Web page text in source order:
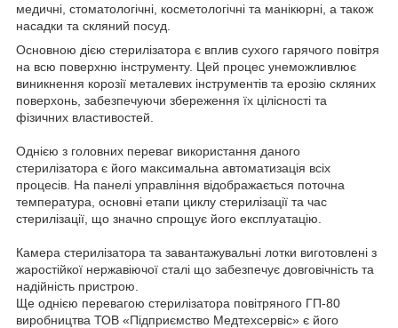
медичні, стоматологічні, косметологічні та манікюрні, а також
насадки та скляний посуд.
Основною дією стерилізатора є вплив сухого гарячого повітря
на всю поверхню інструменту. Цей процес унеможливлює
виникнення корозії металевих інструментів та ерозію скляних
поверхонь, забезпечуючи збереження їх цілісності та
фізичних властивостей.
Однією з головних переваг використання даного
стерилізатора є його максимальна автоматизація всіх
процесів. На панелі управління відображається поточна
температура, основні етапи циклу стерилізації та час
стерилізації, що значно спрощує його експлуатацію.
Камера стерилізатора та завантажувальні лотки виготовлені з
жаростійкої нержавіючої сталі що забезпечує довговічність та
надійність пристрою.
Ще однією перевагою стерилізатора повітряного ГП-80
виробництва ТОВ «Підприємство Медтехсервіс» є його